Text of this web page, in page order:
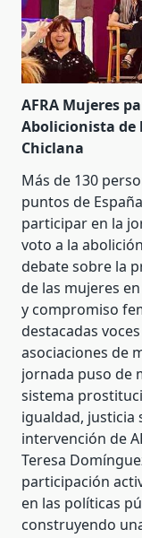
AFRA Mujeres
Abolicionista de
Chiclana
Más de 130
puntos de
participar en la
voto a la
debate sobre la
de las mujeres
y compromiso
destacadas
asociaciones de
jornada puso de
sistema
igualdad, justicia
intervención de
Teresa
participación
en las políticas
construyendo